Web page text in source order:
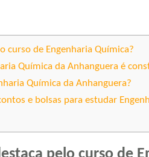
curso de Engenharia Química?
Química da Anhanguera é
Química da Anhanguera?
e bolsas para estudar